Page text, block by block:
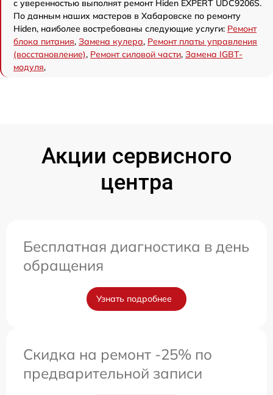
с уверенностью выполнят ремонт Hiden EXPERT UDC9206S.
По данным наших мастеров в Хабаровске по ремонту
Hiden, наиболее востребованы следующие услуги: Ремонт
блока питания, Замена кулера, Ремонт платы управления
(восстановление), Ремонт силовой части, Замена IGBT-
модуля,
Акции сервисного
центра
Бесплатная диагностика в день
обращения
Узнать подробнее
Скидка на ремонт -25% по
предварительной записи